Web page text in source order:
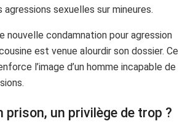
sexuelles sur mineures.
nouvelle condamnation pour agression
est venue alourdir son dossier. Ce
l’image d’un homme incapable de
prison, un privilège de trop ?